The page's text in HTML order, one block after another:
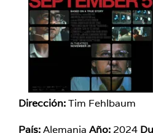
Dirección:Tim Fehlbaum
País:Alemania Año: 2024